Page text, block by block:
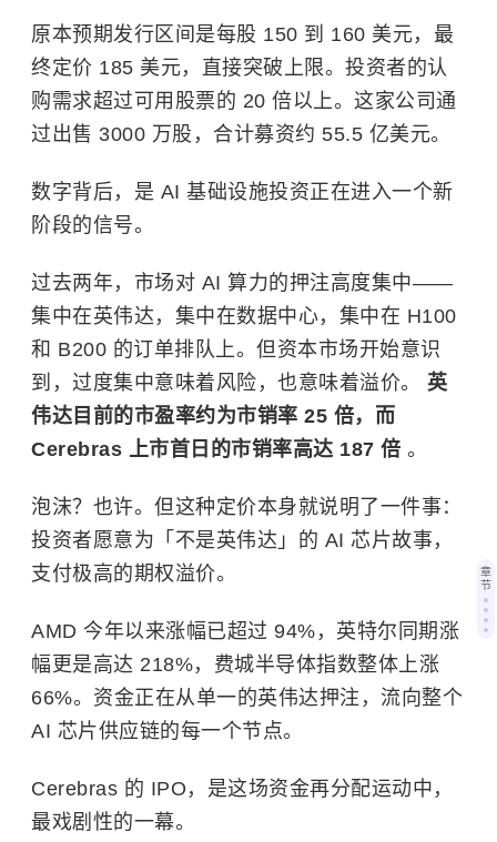
原本预期发行区间是每股 150 到 160 美元，最
终定价 185 美元，直接突破上限。投资者的认
购需求超过可用股票的 20 倍以上。这家公司通
过出售 3000 万股，合计募资约 55.5 亿美元。
数字背后，是 AI 基础设施投资正在进入一个新
阶段的信号。
过去两年，市场对 AI 算力的押注高度集中——
集中在英伟达，集中在数据中心，集中在 H100
和 B200 的订单排队上。但资本市场开始意识
到，过度集中意味着风险，也意味着溢价。 英
伟达目前的市盈率约为市销率 25 倍，而
Cerebras 上市首日的市销率高达 187 倍 。
泡沫？也许。但这种定价本身就说明了一件事：
投资者愿意为「不是英伟达」的 AI 芯片故事，
支付极高的期权溢价。
AMD 今年以来涨幅已超过 94%，英特尔同期涨
幅更是高达 218%，费城半导体指数整体上涨
66%。资金正在从单一的英伟达押注，流向整个
AI 芯片供应链的每一个节点。
Cerebras 的 IPO，是这场资金再分配运动中，
最戏剧性的一幕。
章
节